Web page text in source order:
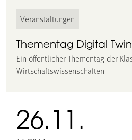
Veranstaltungen
Thementag Digital
Ein öffentlicher Thementag der
Wirtschaftswissenschaften
26.11.